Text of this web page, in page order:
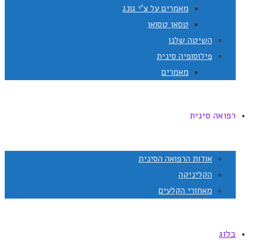
מאמרים על צ'י גונג
טסאן טסואן
השיטה שלנו
פילוסופיה סינית
מאמרים
רפואה סינית
אודות הרפואה הסינית
הקליניקה
מאחורי הקלעים
בלוג